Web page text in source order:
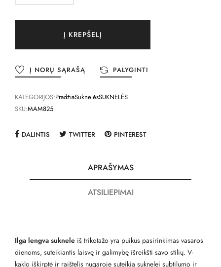
Į KREPŠELĮ
Į NORŲ SĄRAŠĄ PALYGINTI
KATEGORIJOS:PradžiaSuknelėsSUKNELĖS
SKU:MAM825
DALINTIS TWITTER PINTEREST
APRAŠYMAS
ATSILIEPIMAI
Ilga lengva suknele iš trikotažo yra puikus pasirinkimas vasaros
dienoms, suteikiantis laisvę ir galimybę išreikšti savo stilių. V-
kaklo iškirptė ir raištelis nugaroje suteikia suknelei subtilumo ir